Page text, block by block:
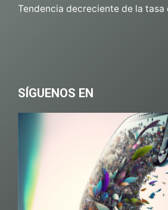
Tendencia decreciente de la tasa
SÍGUENOS EN